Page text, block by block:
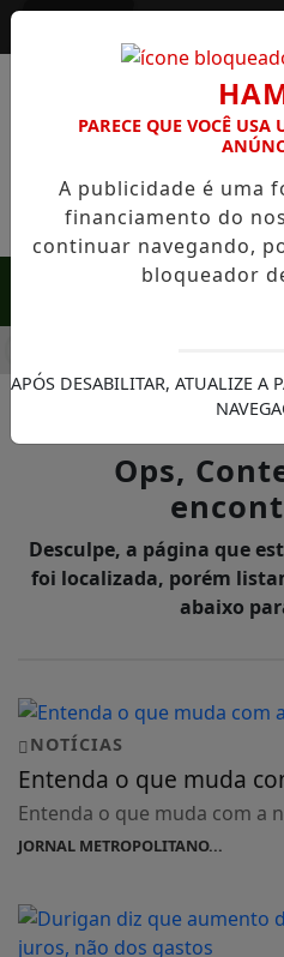
Ops,
Desculpe, a página que
foi localizada, porém
abaixo
NOTÍCIAS
Entenda o que muda
Entenda o que muda com a
JORNAL METROPOLITANO...
PARECE QUE VOCÊ
A publicidade é uma
financiamento do
continuar navegando,
bloqueador
APÓS DESABILITAR, ATUALIZE A